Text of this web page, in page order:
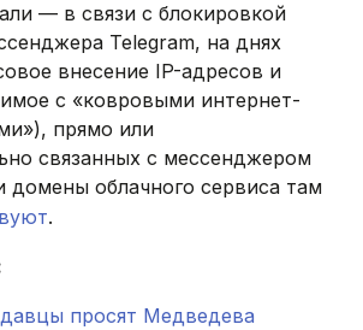
— в связи с блокировкой
Telegram, на днях
внесение IP-адресов и
с «ковровыми интернет-
прямо или
связанных с мессенджером
домены облачного сервиса там
.
просят Медведева